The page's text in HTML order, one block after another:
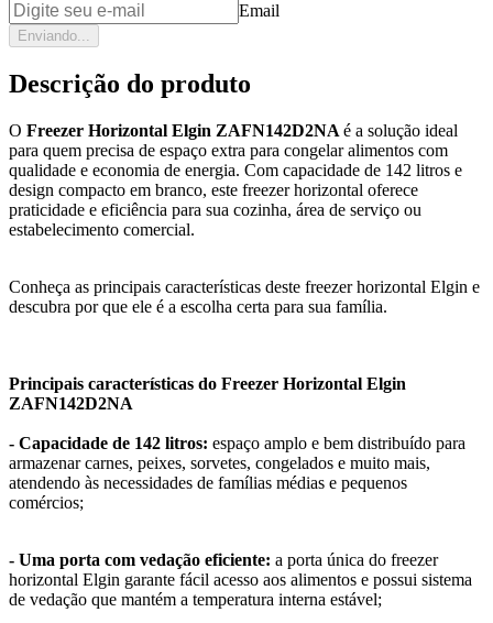
Email
Enviando...
Descrição do produto
O Freezer Horizontal Elgin ZAFN142D2NA é a solução ideal
para quem precisa de espaço extra para congelar alimentos com
qualidade e economia de energia. Com capacidade de 142 litros e
design compacto em branco, este freezer horizontal oferece
praticidade e eficiência para sua cozinha, área de serviço ou
estabelecimento comercial.
Conheça as principais características deste freezer horizontal Elgin e
descubra por que ele é a escolha certa para sua família.
Principais características do Freezer Horizontal Elgin
ZAFN142D2NA
- Capacidade de 142 litros: espaço amplo e bem distribuído para
armazenar carnes, peixes, sorvetes, congelados e muito mais,
atendendo às necessidades de famílias médias e pequenos
comércios;
- Uma porta com vedação eficiente: a porta única do freezer
horizontal Elgin garante fácil acesso aos alimentos e possui sistema
de vedação que mantém a temperatura interna estável;